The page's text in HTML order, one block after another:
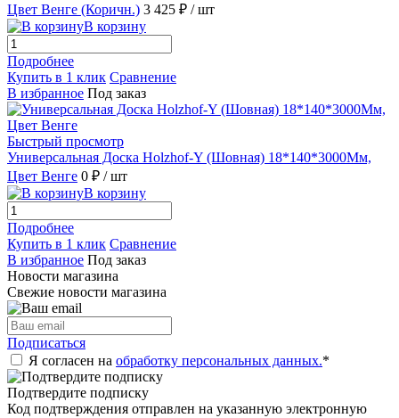
Цвет Венге (Коричн.) 3 425 ₽ / шт
В корзину
Подробнее
Купить в 1 клик Сравнение
В избранное Под заказ
Быстрый просмотр
Универсальная Доска Holzhof-Y (Шовная) 18*140*3000Мм,
Цвет Венге 0 ₽ / шт
В корзину
Подробнее
Купить в 1 клик Сравнение
В избранное Под заказ
Новости магазина
Свежие новости магазина
Подписаться
Я согласен на обработку персональных данных.*
Подтвердите подписку
Код подтверждения отправлен на указанную электронную